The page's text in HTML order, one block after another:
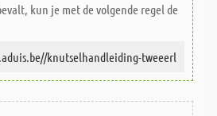
kun je met de volgende regel de